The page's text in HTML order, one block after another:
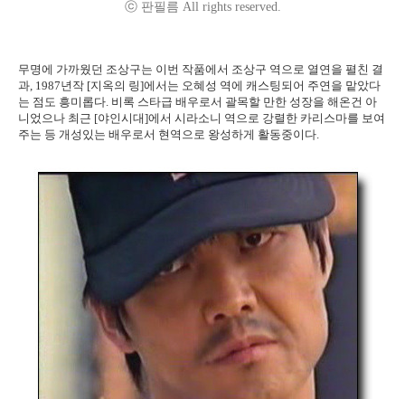
ⓒ 판필름 All rights reserved.
무명에 가까웠던 조상구는 이번 작품에서 조상구 역으로 열연을 펼친 결
과, 1987년작 [지옥의 링]에서는 오혜성 역에 캐스팅되어 주연을 맡았다
는 점도 흥미롭다. 비록 스타급 배우로서 괄목할 만한 성장을 해온건 아
니었으나 최근 [야인시대]에서 시라소니 역으로 강렬한 카리스마를 보여
주는 등 개성있는 배우로서 현역으로 왕성하게 활동중이다.